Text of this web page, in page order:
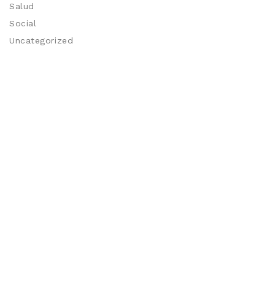
Salud
Social
Uncategorized